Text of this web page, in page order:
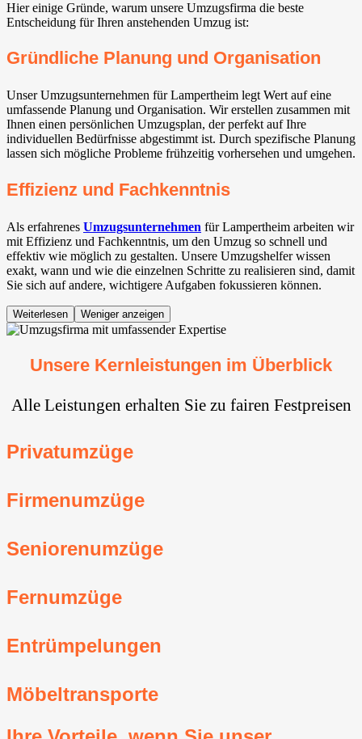
Hier einige Gründe, warum unsere Umzugsfirma die beste
Entscheidung für Ihren anstehenden Umzug ist:
Gründliche Planung und Organisation
Unser Umzugsunternehmen für Lampertheim legt Wert auf eine
umfassende Planung und Organisation. Wir erstellen zusammen mit
Ihnen einen persönlichen Umzugsplan, der perfekt auf Ihre
individuellen Bedürfnisse abgestimmt ist. Durch spezifische Planung
lassen sich mögliche Probleme frühzeitig vorhersehen und umgehen.
Effizienz und Fachkenntnis
Als erfahrenes Umzugsunternehmen für Lampertheim arbeiten wir
mit Effizienz und Fachkenntnis, um den Umzug so schnell und
effektiv wie möglich zu gestalten. Unsere Umzugshelfer wissen
exakt, wann und wie die einzelnen Schritte zu realisieren sind, damit
Sie sich auf andere, wichtigere Aufgaben fokussieren können.
Weiterlesen Weniger anzeigen
Unsere Kernleistungen im Überblick
Alle Leistungen erhalten Sie zu fairen Festpreisen
Privatumzüge
Firmenumzüge
Seniorenumzüge
Fernumzüge
Entrümpelungen
Möbeltransporte